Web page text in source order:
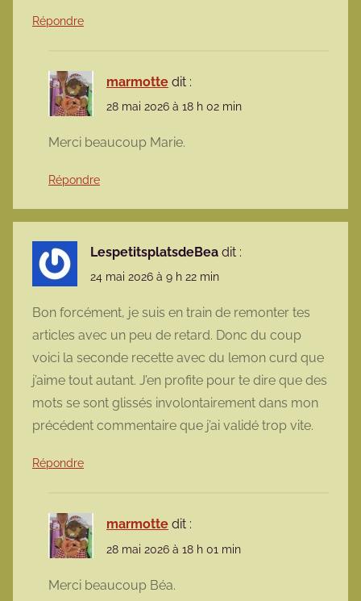
Répondre
marmotte dit :
28 mai 2026 à 18 h 02 min
Merci beaucoup Marie.
Répondre
LespetitsplatsdeBea dit :
24 mai 2026 à 9 h 22 min
Bon forcément, je suis en train de remonter tes
articles avec un peu de retard. Donc du coup
voici la seconde recette avec du lemon curd que
j’aime tout autant. J’en profite pour te dire que des
mots se sont glissés involontairement dans mon
précédent commentaire que j’ai validé trop vite.
Répondre
marmotte dit :
28 mai 2026 à 18 h 01 min
Merci beaucoup Béa.